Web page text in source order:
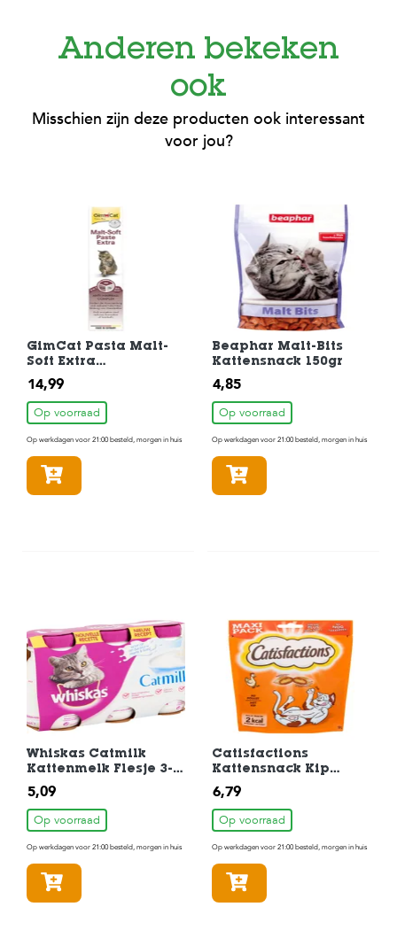
Anderen bekeken
ook
Misschien zijn deze producten ook interessant
voor jou?
GimCat Pasta Malt-
Soft Extra
Kattensnack 200 gr
14,99
Op voorraad
Op werkdagen voor 21:00 besteld, morgen in huis
Beaphar Malt-Bits
Kattensnack 150gr
4,85
Op voorraad
Op werkdagen voor 21:00 besteld, morgen in huis
Whiskas Catmilk
Kattenmelk Flesje 3-
pack 3x200ml
5,09
Op voorraad
Op werkdagen voor 21:00 besteld, morgen in huis
Catisfactions
Kattensnack Kip
180gr
6,79
Op voorraad
Op werkdagen voor 21:00 besteld, morgen in huis